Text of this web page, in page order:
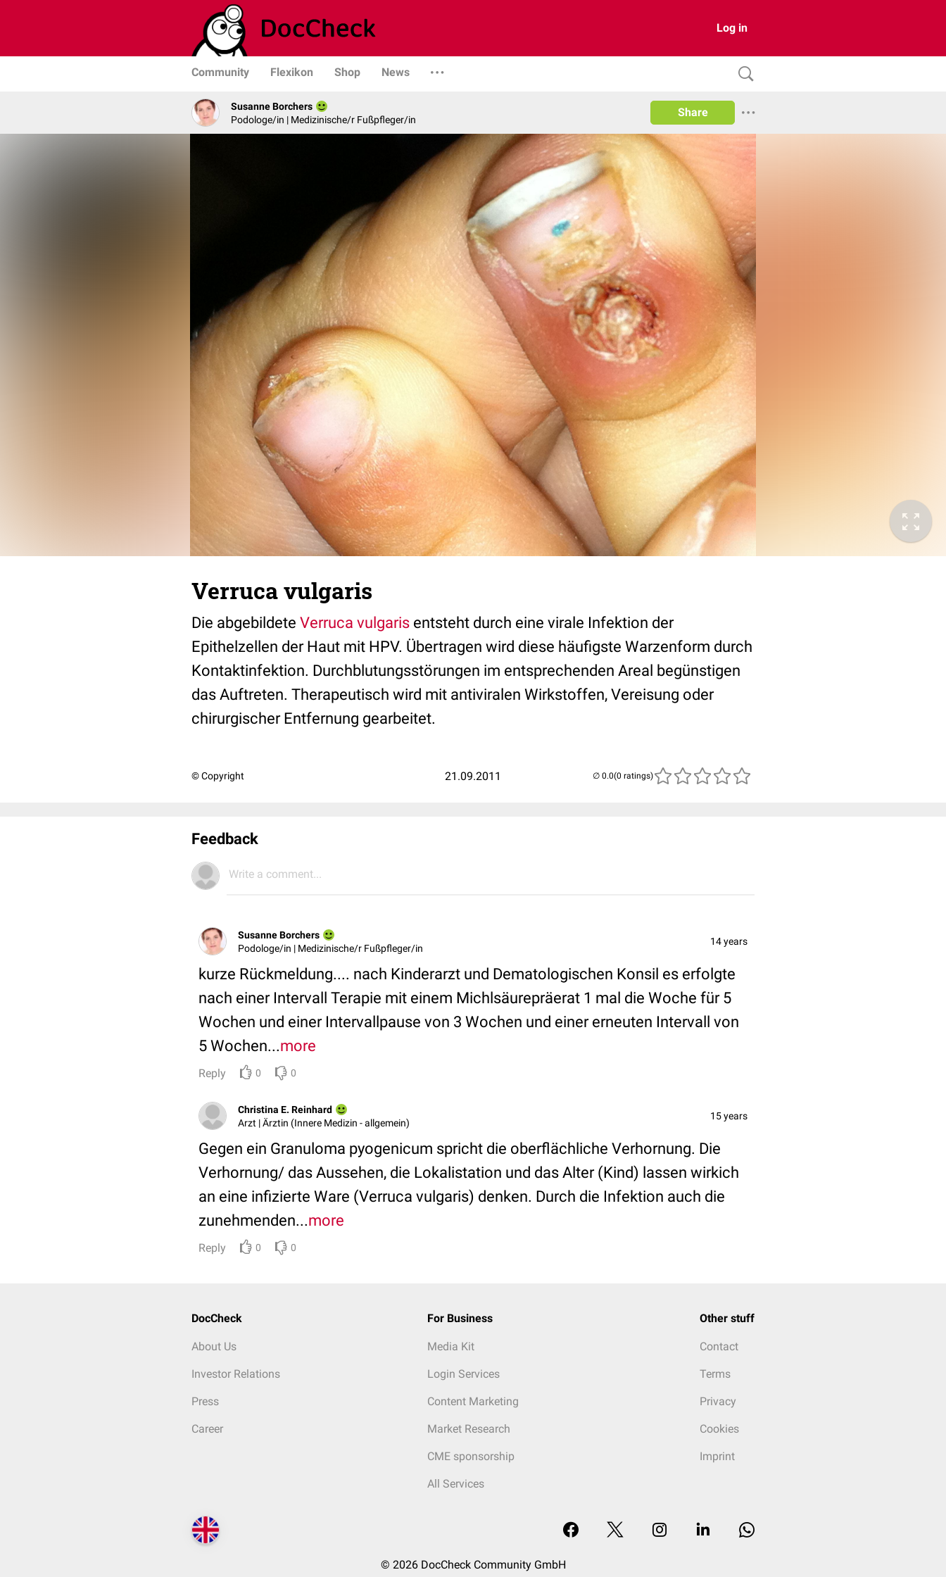
Log in
Community Flexikon Shop News
Susanne Borchers
Podologe/in | Medizinische/r Fußpfleger/in
Share
Verruca vulgaris
Die abgebildete Verruca vulgaris entsteht durch eine virale Infektion der
Epithelzellen der Haut mit HPV. Übertragen wird diese häufigste Warzenform durch
Kontaktinfektion. Durchblutungsstörungen im entsprechenden Areal begünstigen
das Auftreten. Therapeutisch wird mit antiviralen Wirkstoffen, Vereisung oder
chirurgischer Entfernung gearbeitet.
© Copyright 21.09.2011 (0 ratings)
Feedback
Write a comment...
Susanne Borchers
Podologe/in | Medizinische/r Fußpfleger/in
14 years
kurze Rückmeldung.... nach Kinderarzt und Dematologischen Konsil es erfolgte
nach einer Intervall Terapie mit einem Michlsäurepräerat 1 mal die Woche für 5
Wochen und einer Intervallpause von 3 Wochen und einer erneuten Intervall von
5 Wochen...more
Reply 0 0
Christina E. Reinhard
Arzt | Ärztin (Innere Medizin - allgemein)
15 years
Gegen ein Granuloma pyogenicum spricht die oberflächliche Verhornung. Die
Verhornung/ das Aussehen, die Lokalistation und das Alter (Kind) lassen wirkich
an eine infizierte Ware (Verruca vulgaris) denken. Durch die Infektion auch die
zunehmenden...more
Reply 0 0
DocCheck
About Us
Investor Relations
Press
Career
For Business
Media Kit
Login Services
Content Marketing
Market Research
CME sponsorship
All Services
Other stuff
Contact
Terms
Privacy
Cookies
Imprint
© 2026 DocCheck Community GmbH